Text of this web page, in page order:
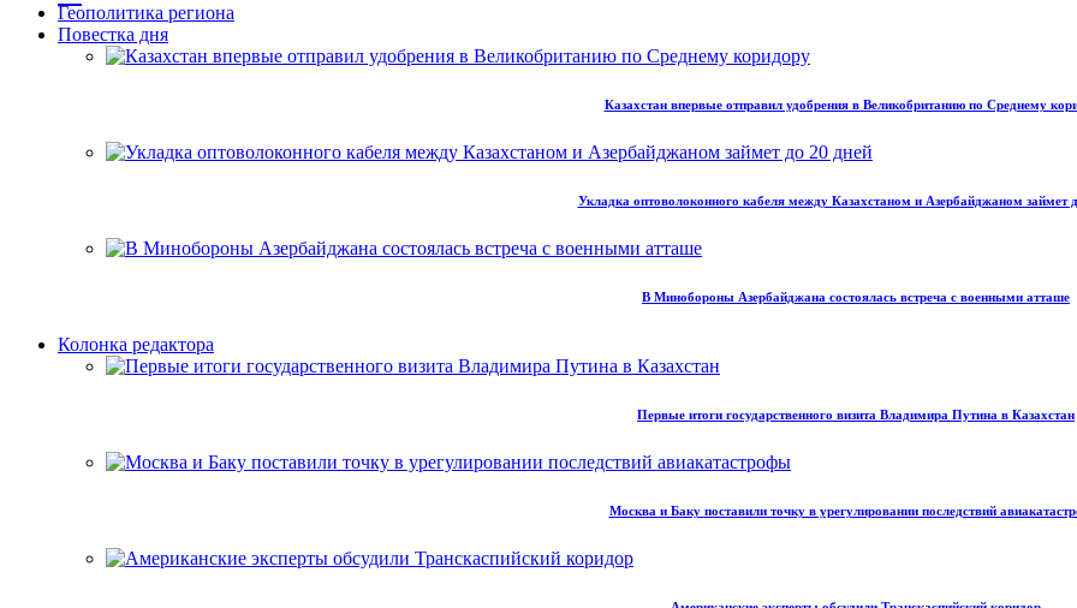
Геополитика региона
Повестка дня
Казахстан впервые отправил удобрения в Великобританию по Среднему
Укладка оптоволоконного кабеля между Казахстаном и Азербайджаном займет
В Минобороны Азербайджана состоялась встреча с военными атташе
Колонка редактора
Первые итоги государственного визита Владимира Путина в Казахстан
Москва и Баку поставили точку в урегулировании последствий